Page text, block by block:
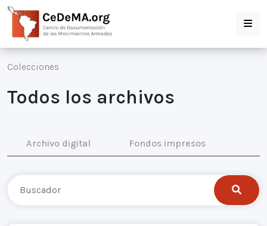
Colecciones
Todos los archivos
Archivo digital Fondos impresos